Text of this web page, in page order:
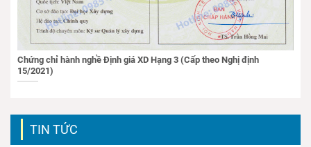
Chứng chỉ hành nghề Định giá XD Hạng 3 (Cấp theo Nghị định
15/2021)
TIN TỨC